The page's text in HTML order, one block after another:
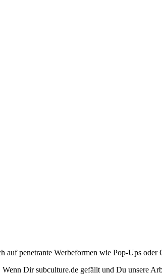
auf penetrante Werbeformen wie Pop-Ups oder
Dir subculture.de gefällt und Du unsere